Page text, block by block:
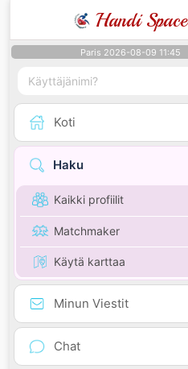
Handi Space
Paris 2026-08-09 11:45
Koti
Haku
Kaikki profiilit
Matchmaker
Käytä karttaa
Minun Viestit
Chat